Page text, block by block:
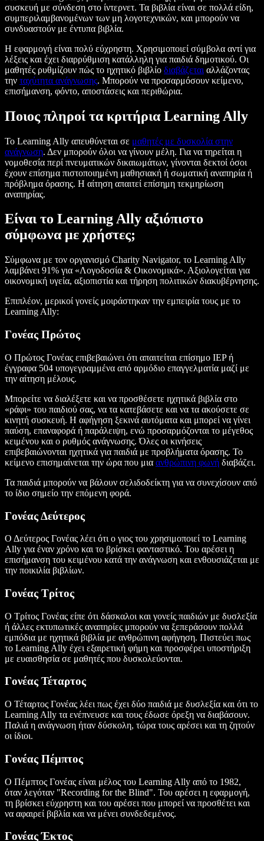
συσκευή με σύνδεση στο ίντερνετ. Τα βιβλία είναι σε πολλά είδη,
συμπεριλαμβανομένων των μη λογοτεχνικών, και μπορούν να
συνδυαστούν με έντυπα βιβλία.
Η εφαρμογή είναι πολύ εύχρηστη. Χρησιμοποιεί σύμβολα αντί για
λέξεις και έχει διαρρύθμιση κατάλληλη για παιδιά δημοτικού. Οι
μαθητές ρυθμίζουν πώς το ηχητικό βιβλίο διαβάζεται αλλάζοντας
την ταχύτητα ανάγνωσης. Μπορούν να προσαρμόσουν κείμενο,
επισήμανση, φόντο, αποστάσεις και περιθώρια.
Ποιος πληροί τα κριτήρια Learning Ally
Το Learning Ally απευθύνεται σε μαθητές με δυσκολία στην
ανάγνωση. Δεν μπορούν όλοι να γίνουν μέλη. Για να τηρείται η
νομοθεσία περί πνευματικών δικαιωμάτων, γίνονται δεκτοί όσοι
έχουν επίσημα πιστοποιημένη μαθησιακή ή σωματική αναπηρία ή
πρόβλημα όρασης. Η αίτηση απαιτεί επίσημη τεκμηρίωση
αναπηρίας.
Είναι το Learning Ally αξιόπιστο
σύμφωνα με χρήστες;
Σύμφωνα με τον οργανισμό Charity Navigator, το Learning Ally
λαμβάνει 91% για «Λογοδοσία & Οικονομικά». Αξιολογείται για
οικονομική υγεία, αξιοπιστία και τήρηση πολιτικών διακυβέρνησης.
Επιπλέον, μερικοί γονείς μοιράστηκαν την εμπειρία τους με το
Learning Ally:
Γονέας Πρώτος
Ο Πρώτος Γονέας επιβεβαιώνει ότι απαιτείται επίσημο IEP ή
έγγραφα 504 υπογεγραμμένα από αρμόδιο επαγγελματία μαζί με
την αίτηση μέλους.
Μπορείτε να διαλέξετε και να προσθέσετε ηχητικά βιβλία στο
«ράφι» του παιδιού σας, να τα κατεβάσετε και να τα ακούσετε σε
κινητή συσκευή. Η αφήγηση ξεκινά αυτόματα και μπορεί να γίνει
παύση, επαναφορά ή παράλειψη, ενώ προσαρμόζονται το μέγεθος
κειμένου και ο ρυθμός ανάγνωσης. Όλες οι κινήσεις
επιβεβαιώνονται ηχητικά για παιδιά με προβλήματα όρασης. Το
κείμενο επισημαίνεται την ώρα που μια ανθρώπινη φωνή διαβάζει.
Τα παιδιά μπορούν να βάλουν σελιδοδείκτη για να συνεχίσουν από
το ίδιο σημείο την επόμενη φορά.
Γονέας Δεύτερος
Ο Δεύτερος Γονέας λέει ότι ο γιος του χρησιμοποιεί το Learning
Ally για έναν χρόνο και το βρίσκει φανταστικό. Του αρέσει η
επισήμανση του κειμένου κατά την ανάγνωση και ενθουσιάζεται με
την ποικιλία βιβλίων.
Γονέας Τρίτος
Ο Τρίτος Γονέας είπε ότι δάσκαλοι και γονείς παιδιών με δυσλεξία
ή άλλες εκτυπωτικές αναπηρίες μπορούν να ξεπεράσουν πολλά
εμπόδια με ηχητικά βιβλία με ανθρώπινη αφήγηση. Πιστεύει πως
το Learning Ally έχει εξαιρετική φήμη και προσφέρει υποστήριξη
με ευαισθησία σε μαθητές που δυσκολεύονται.
Γονέας Τέταρτος
Ο Τέταρτος Γονέας λέει πως έχει δύο παιδιά με δυσλεξία και ότι το
Learning Ally τα ενέπνευσε και τους έδωσε όρεξη να διαβάσουν.
Παλιά η ανάγνωση ήταν δύσκολη, τώρα τους αρέσει και τη ζητούν
οι ίδιοι.
Γονέας Πέμπτος
Ο Πέμπτος Γονέας είναι μέλος του Learning Ally από το 1982,
όταν λεγόταν "Recording for the Blind". Του αρέσει η εφαρμογή,
τη βρίσκει εύχρηστη και του αρέσει που μπορεί να προσθέτει και
να αφαιρεί βιβλία και να μένει συνδεδεμένος.
Γονέας Έκτος